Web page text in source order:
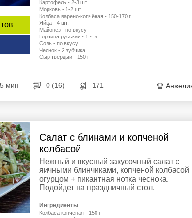
Картофель - 2-3 шт.
Морковь - 1-2 шт.
Колбаса варено-копчёная - 150-170 г
Яйца - 4 шт.
Майонез - по вкусу
Горчица русская - 1 ч.л.
Соль - по вкусу
Чеснок - 2 зубчика
Сыр твёрдый - 150 г
мин 0 (16) 171
Салат с блинами и копченой
колбасой
Нежный и вкусный закусочный салат с
яичными блинчиками, копченой колбасой
огурцом + пикантная нотка чеснока.
Подойдет на праздничный стол.
Ингредиенты
Колбаса копченая - 150 г